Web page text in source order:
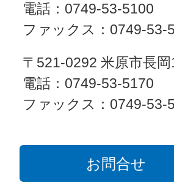
電話：0749-53-5100
ファックス：0749-53-
〒521-0292 米原市長
電話：0749-53-5170
ファックス：0749-53-
お問合せ